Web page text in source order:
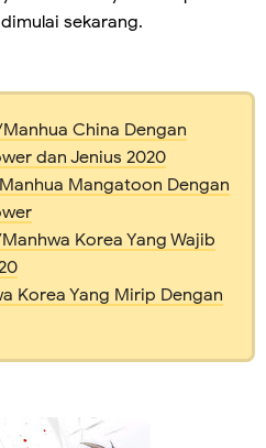
sekarang.
China Dengan
dan Jenius 2020
Mangatoon Dengan
Korea Yang Wajib
Korea Yang Mirip Dengan